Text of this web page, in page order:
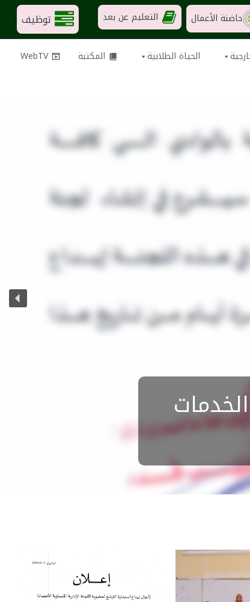
حاضنة الأعمال التعليم عن بعد
توظيف
الحياة الطلابية المكتبة
WebTV